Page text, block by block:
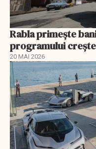
Rabla primește
programului crește
20 MAI 2026